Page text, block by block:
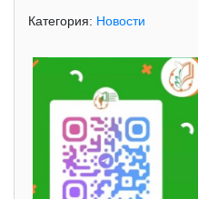
Категория: Новости